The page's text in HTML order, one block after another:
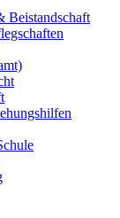
Beistandschaft